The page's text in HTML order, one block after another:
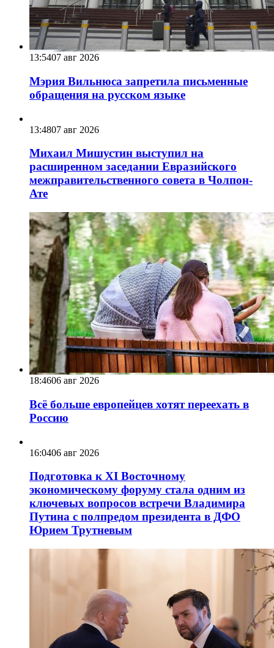
13:5407 авг 2026
Мэрия Вильнюса запретила письменные
обращения на русском языке
13:4807 авг 2026
Михаил Мишустин выступил на
расширенном заседании Евразийского
межправительственного совета в Чолпон-
Ате
18:4606 авг 2026
Всё больше европейцев хотят переехать в
Россию
16:0406 авг 2026
Подготовка к XI Восточному
экономическому форуму стала одним из
ключевых вопросов встречи Владимира
Путина с полпредом президента в ДФО
Юрием Трутневым